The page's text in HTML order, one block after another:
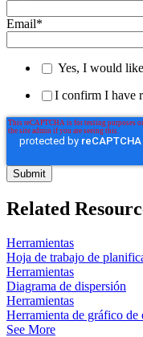
Email*
Yes, I would
I confirm I have
Related
Herramientas
Hoja de trabajo de
Herramientas
Diagrama de dispersión
Herramientas
Herramienta de gráfico de
See More